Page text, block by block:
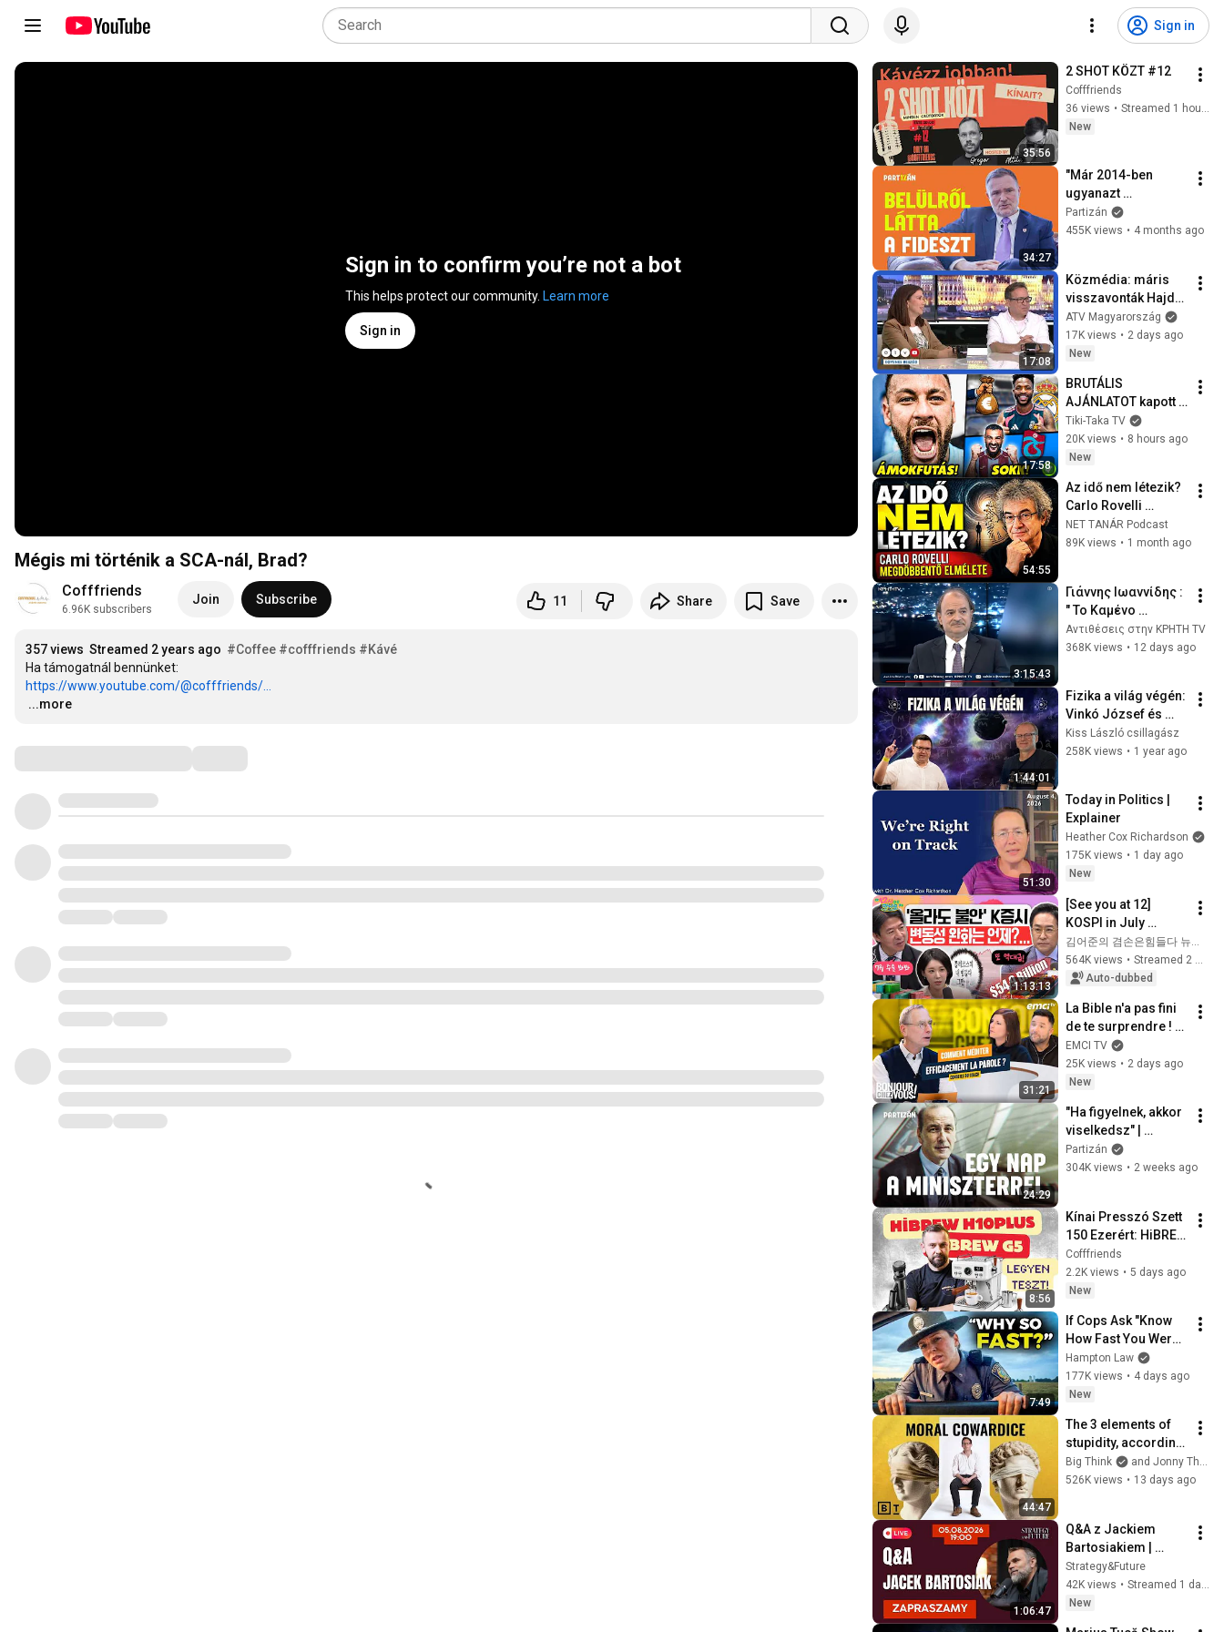
Sign in
Sign in to confirm you’re not a bot
This helps protect our community. Learn more
Sign in
Mégis mi történik a SCA-nál, Brad?
Cofffriends
6.96K subscribers
Join Subscribe 11 Share Save
357 views Streamed 2 years ago #Coffee #cofffriends #Kávé
https://www.youtube.com/@cofffriends/...
…
...more
35:56
2 SHOT KÖZT #12
Cofffriends
36 views •
Streamed 1 hour ago
New
34:27
"Már 2014-ben
ugyanazt
elmondtam, mint
Magyar Péter 2024-
Partizán
455K views • 4 months ago
17:08
Közmédia: máris
visszavonták Hajdú
Gábor és Borsa
Miklós kinevezését
ATV Magyarország
17K views • 2 days ago
New
17:58
BRUTÁLIS
AJÁNLATOT kapott
Vinícius! Neymar
ÁMOKFUTÁSA!
Salah SOKKOLÓ
Tiki-Taka TV
20K views • 8 hours ago
New
54:55
Az idő nem létezik?
Carlo Rovelli
megdöbbentő
elmélete (DV)
NET TANÁR Podcast
89K views • 1 month ago
3:15:43
Γιάννης Ιωαννίδης :
" Το Καμένο
Πρόσωπο της
Ελλάδας - Η
Αντιθέσεις στην ΚΡΗΤΗ TV
368K views • 12 days ago
1:44:01
Fizika a világ végén:
Vinkó József és
Kiss László
beszélgetése az
végéről
Kiss László csillagász
258K views • 1 year ago
51:30
Today in Politics |
Explainer
Heather Cox Richardson
175K views • 1 day ago
New
1:13:13
[See you at 12]
KOSPI in July
Searching for
Direction! Starting
Up Today... Is This
564K views •
Auto-dubbed
31:21
La Bible n'a pas fini
de te surprendre ! -
Bonjour chez vous !
- Philippe Bak
EMCI TV
25K views • 2 days ago
New
24:29
"Ha figyelnek, akkor
viselkedsz" |
Hegedűs Zsolt
egészségügyi
Partizán
304K views • 2 weeks ago
8:56
Kínai Presszó Szett
150 Ezerért: HiBREW
H10 Plus Teszt |
Cofffriends
Cofffriends
2.2K views • 5 days ago
New
7:49
If Cops Ask "Know
How Fast You Were
Driving?" - Say THIS
(Simple Phrase)
Hampton Law
177K views • 4 days ago
New
44:47
The 3 elements of
stupidity, according
to philosophy |
Jonny Thomson:
Big Think
and Jonny Thomson
526K views • 13 days ago
1:06:47
Q&A z Jackiem
Bartosiakiem |
Udostępnienie
biuletynu z
doświadczenia
Strategy&Future
42K views •
New